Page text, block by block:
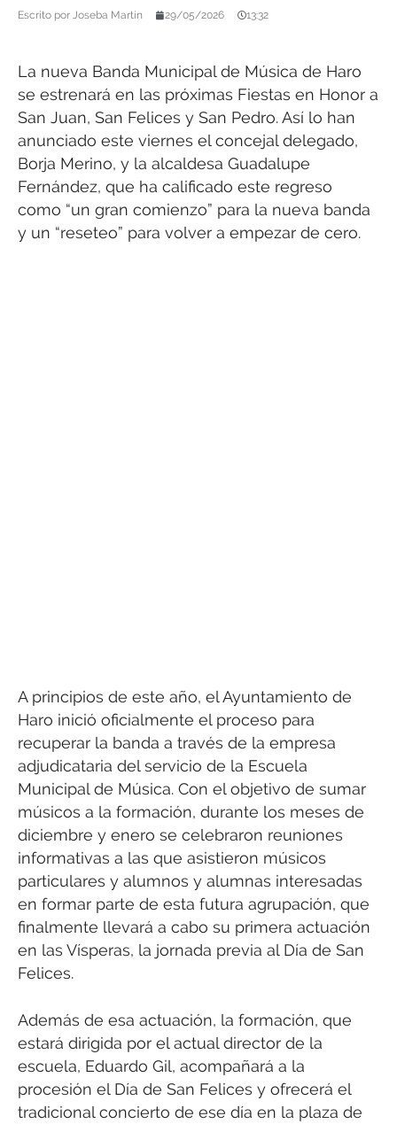
Escrito por Joseba Martín 29/05/2026 13:32
La nueva Banda Municipal de Música de Haro
se estrenará en las próximas Fiestas en Honor a
San Juan, San Felices y San Pedro. Así lo han
anunciado este viernes el concejal delegado,
Borja Merino, y la alcaldesa Guadalupe
Fernández, que ha calificado este regreso
como “un gran comienzo” para la nueva banda
y un “reseteo” para volver a empezar de cero.
A principios de este año, el Ayuntamiento de
Haro inició oficialmente el proceso para
recuperar la banda a través de la empresa
adjudicataria del servicio de la Escuela
Municipal de Música. Con el objetivo de sumar
músicos a la formación, durante los meses de
diciembre y enero se celebraron reuniones
informativas a las que asistieron músicos
particulares y alumnos y alumnas interesadas
en formar parte de esta futura agrupación, que
finalmente llevará a cabo su primera actuación
en las Vísperas, la jornada previa al Día de San
Felices.
Además de esa actuación, la formación, que
estará dirigida por el actual director de la
escuela, Eduardo Gil, acompañará a la
procesión el Día de San Felices y ofrecerá el
tradicional concierto de ese día en la plaza de